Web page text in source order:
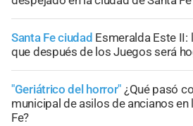
Santa Fe ciudad Esmeralda Este II:
que después de los Juegos será
"Geriátrico del horror" ¿Qué pasó
municipal de asilos de ancianos en
Fe?